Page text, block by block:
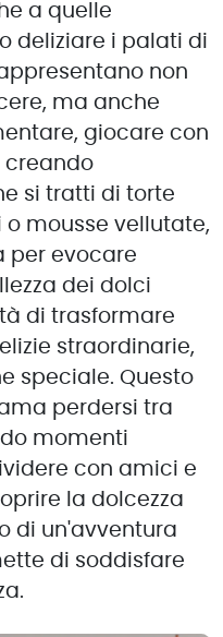
a quelle
deliziare i palati di
non
ma anche
giocare con
creando
si tratti di torte
mousse vellutate,
per evocare
dei dolci
di trasformare
straordinarie,
speciale. Questo
perdersi tra
momenti
con amici e
la dolcezza
di un'avventura
di soddisfare